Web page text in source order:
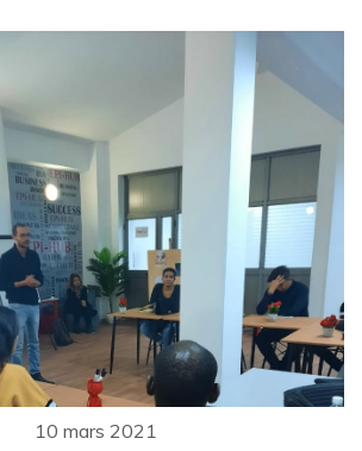
10 mars 2021